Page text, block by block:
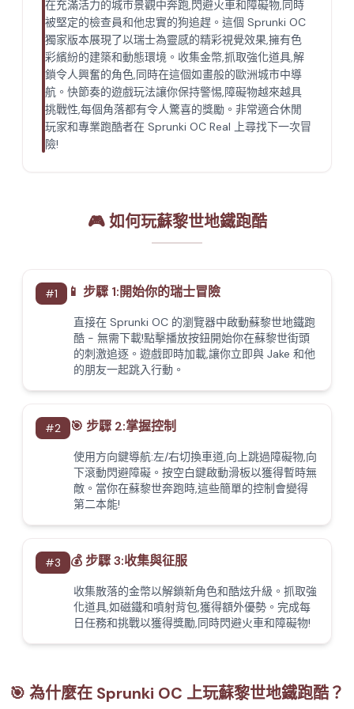
在充滿活力的城市景觀中奔跑,閃避火車和障礙物,同時
被堅定的檢查員和他忠實的狗追趕。這個 Sprunki OC
獨家版本展現了以瑞士為靈感的精彩視覺效果,擁有色
彩繽紛的建築和動態環境。收集金幣,抓取強化道具,解
鎖令人興奮的角色,同時在這個如畫般的歐洲城市中導
航。快節奏的遊戲玩法讓你保持警惕,障礙物越來越具
挑戰性,每個角落都有令人驚喜的獎勵。非常適合休閒
玩家和專業跑酷者在 Sprunki OC Real 上尋找下一次冒
險!
🎮 如何玩蘇黎世地鐵跑酷
#1 📱 步驟 1:開始你的瑞士冒險
直接在 Sprunki OC 的瀏覽器中啟動蘇黎世地鐵跑
酷 - 無需下載!點擊播放按鈕開始你在蘇黎世街頭
的刺激追逐。遊戲即時加載,讓你立即與 Jake 和他
的朋友一起跳入行動。
#2 🎯 步驟 2:掌握控制
使用方向鍵導航:左/右切換車道,向上跳過障礙物,向
下滾動閃避障礙。按空白鍵啟動滑板以獲得暫時無
敵。當你在蘇黎世奔跑時,這些簡單的控制會變得
第二本能!
#3 💰 步驟 3:收集與征服
收集散落的金幣以解鎖新角色和酷炫升級。抓取強
化道具,如磁鐵和噴射背包,獲得額外優勢。完成每
日任務和挑戰以獲得獎勵,同時閃避火車和障礙物!
🎯 為什麼在 Sprunki OC 上玩蘇黎世地鐵跑酷？